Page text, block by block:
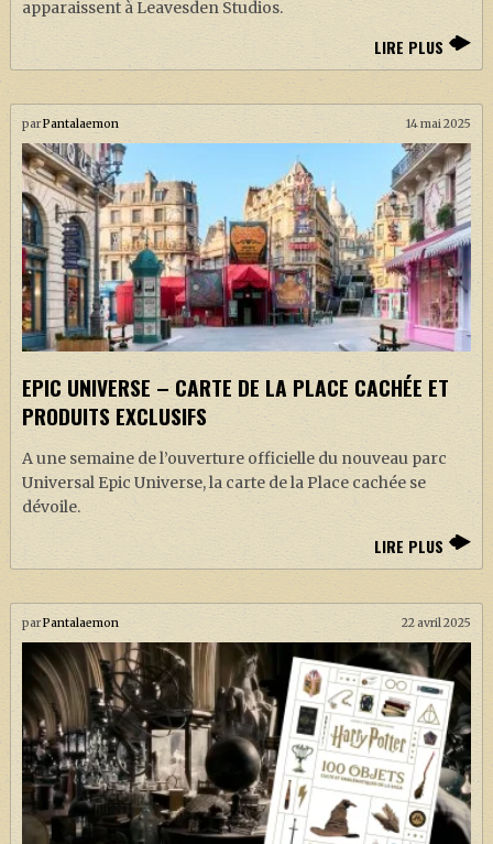
apparaissent à Leavesden Studios.
LIRE PLUS
parPantalaemon 14 mai 2025
EPIC UNIVERSE – CARTE DE LA PLACE CACHÉE ET
PRODUITS EXCLUSIFS
A une semaine de l’ouverture officielle du nouveau parc
Universal Epic Universe, la carte de la Place cachée se
dévoile.
LIRE PLUS
parPantalaemon 22 avril 2025